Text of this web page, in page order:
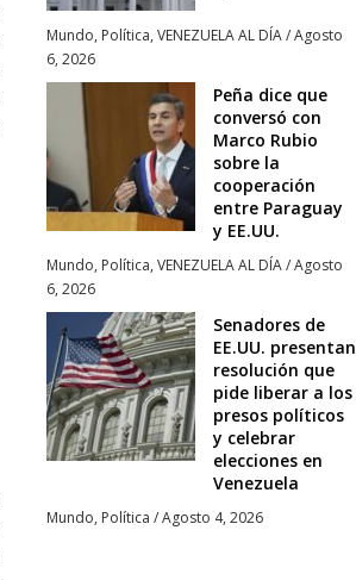
Mundo, Política, VENEZUELA AL DÍA/Agosto
6, 2026
Peña dice que
conversó con
Marco Rubio
sobre la
cooperación
entre Paraguay
y EE.UU.
Mundo, Política, VENEZUELA AL DÍA/Agosto
6, 2026
Senadores de
EE.UU. presentan
resolución que
pide liberar a los
presos políticos
y celebrar
elecciones en
Venezuela
Mundo, Política /Agosto 4, 2026